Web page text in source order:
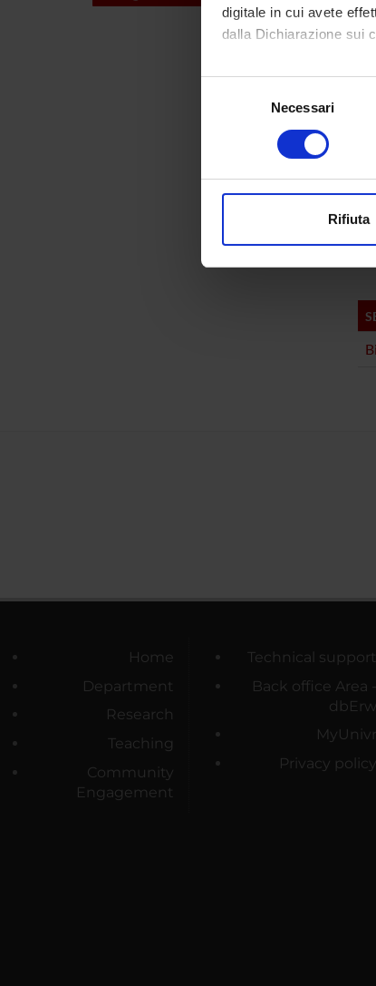
digitale in cui avete
dalla Dichiarazione sui
Con il tuo consenso,
raccogliere
digitali).
modificare o ritirare il
che hanno raccolto dal
Necessari
Rifiuta
Home
Department
Research
Teaching
Community
Engagement
Technical support
Back office Area -
dbErw
MyUnivr
Privacy policy